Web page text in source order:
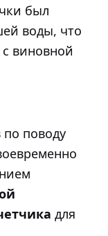
был
воды, что
виновной
поводу
для